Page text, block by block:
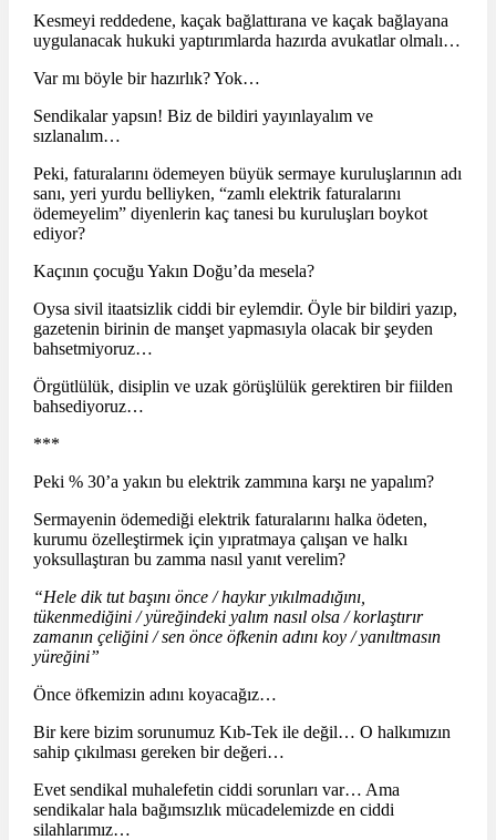
Kesmeyi reddedene, kaçak bağlattırana ve kaçak bağlayana
uygulanacak hukuki yaptırımlarda hazırda avukatlar olmalı…
Var mı böyle bir hazırlık? Yok…
Sendikalar yapsın! Biz de bildiri yayınlayalım ve
sızlanalım…
Peki, faturalarını ödemeyen büyük sermaye kuruluşlarının adı
sanı, yeri yurdu belliyken, “zamlı elektrik faturalarını
ödemeyelim” diyenlerin kaç tanesi bu kuruluşları boykot
ediyor?
Kaçının çocuğu Yakın Doğu’da mesela?
Oysa sivil itaatsizlik ciddi bir eylemdir. Öyle bir bildiri yazıp,
gazetenin birinin de manşet yapmasıyla olacak bir şeyden
bahsetmiyoruz…
Örgütlülük, disiplin ve uzak görüşlülük gerektiren bir fiilden
bahsediyoruz…
***
Peki % 30’a yakın bu elektrik zammına karşı ne yapalım?
Sermayenin ödemediği elektrik faturalarını halka ödeten,
kurumu özelleştirmek için yıpratmaya çalışan ve halkı
yoksullaştıran bu zamma nasıl yanıt verelim?
“Hele dik tut başını önce / haykır yıkılmadığını,
tükenmediğini / yüreğindeki yalım nasıl olsa / korlaştırır
zamanın çeliğini / sen önce öfkenin adını koy / yanıltmasın
yüreğini”
Önce öfkemizin adını koyacağız…
Bir kere bizim sorunumuz Kıb-Tek ile değil… O halkımızın
sahip çıkılması gereken bir değeri…
Evet sendikal muhalefetin ciddi sorunları var… Ama
sendikalar hala bağımsızlık mücadelemizde en ciddi
silahlarımız…